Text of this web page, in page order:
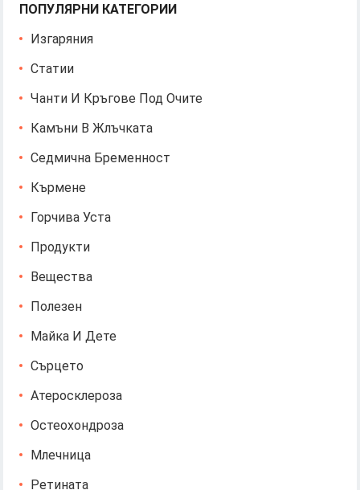
ПОПУЛЯРНИ КАТЕГОРИИ
Изгаряния
Статии
Чанти И Кръгове Под Очите
Камъни В Жлъчката
Седмична Бременност
Кърмене
Горчива Уста
Продукти
Вещества
Полезен
Майка И Дете
Сърцето
Атеросклероза
Остеохондроза
Млечница
Ретината